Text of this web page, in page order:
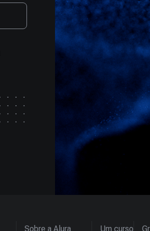
Sobre a Alura Um curso